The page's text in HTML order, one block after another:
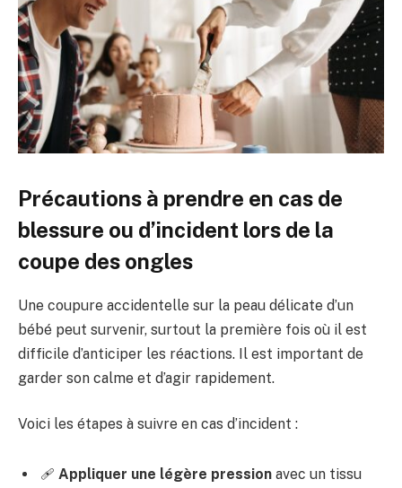
Précautions à prendre en cas de
blessure ou d’incident lors de la
coupe des ongles
Une coupure accidentelle sur la peau délicate d’un
bébé peut survenir, surtout la première fois où il est
difficile d’anticiper les réactions. Il est important de
garder son calme et d’agir rapidement.
Voici les étapes à suivre en cas d’incident :
🩹 Appliquer une légère pression avec un tissu